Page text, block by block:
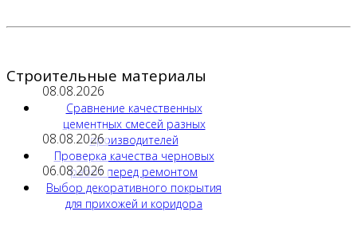
Строительные материалы
08.08.2026
Сравнение качественных
цементных смесей разных
производителей
08.08.2026
Проверка качества черновых
работ перед ремонтом
06.08.2026
Выбор декоративного покрытия
для прихожей и коридора